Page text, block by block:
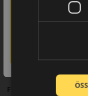
A fejlett gumikeverék
A Turanza 6 kimagasló
Felhasználási ajánlás